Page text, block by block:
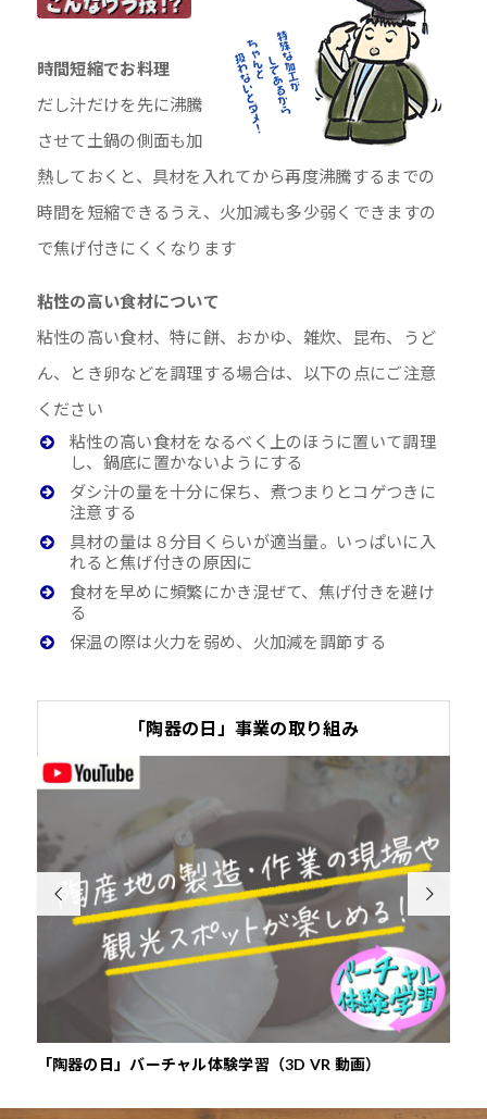
時間短縮でお料理
だし汁だけを先に沸騰
させて土鍋の側面も加
熱しておくと、具材を入れてから再度沸騰するまでの
時間を短縮できるうえ、火加減も多少弱くできますの
で焦げ付きにくくなります
粘性の高い食材について
粘性の高い食材、特に餅、おかゆ、雑炊、昆布、うど
ん、とき卵などを調理する場合は、以下の点にご注意
ください
粘性の高い食材をなるべく上のほうに置いて調理
し、鍋底に置かないようにする
ダシ汁の量を十分に保ち、煮つまりとコゲつきに
注意する
具材の量は８分目くらいが適当量。いっぱいに入
れると焦げ付きの原因に
食材を早めに頻繁にかき混ぜて、焦げ付きを避け
る
保温の際は火力を弱め、火加減を調節する
「陶器の日」事業の取り組み

「陶器の日」バーチャル体験学習（3D VR 動画）
